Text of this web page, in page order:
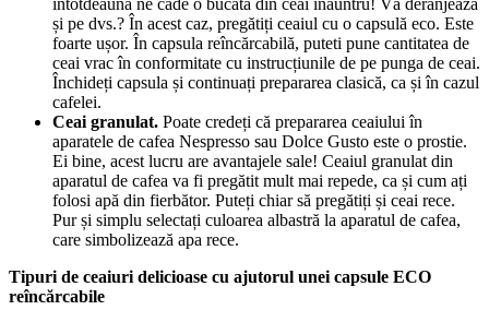
și pe dvs.? În acest caz, pregătiți ceaiul cu o capsulă eco. Este
foarte ușor. În capsula reîncărcabilă, puteti pune cantitatea de
ceai vrac în conformitate cu instrucțiunile de pe punga de ceai.
Închideți capsula și continuați prepararea clasică, ca și în cazul
cafelei.
Ceai granulat. Poate credeți că prepararea ceaiului în
aparatele de cafea Nespresso sau Dolce Gusto este o prostie.
Ei bine, acest lucru are avantajele sale! Ceaiul granulat din
aparatul de cafea va fi pregătit mult mai repede, ca și cum ați
folosi apă din fierbător. Puteți chiar să pregătiți și ceai rece.
Pur și simplu selectați culoarea albastră la aparatul de cafea,
care simbolizează apa rece.
Tipuri de ceaiuri delicioase cu ajutorul unei capsule ECO
reîncărcabile